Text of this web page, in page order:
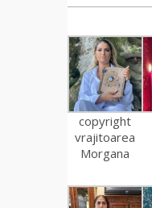
copyright
vrajitoarea
Morgana